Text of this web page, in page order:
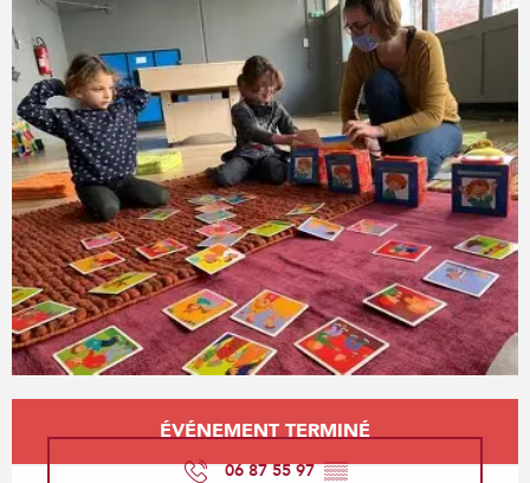
Ouverture et coordonnées
ÉVÉNEMENT TERMINÉ
06 87 55 97▒▒